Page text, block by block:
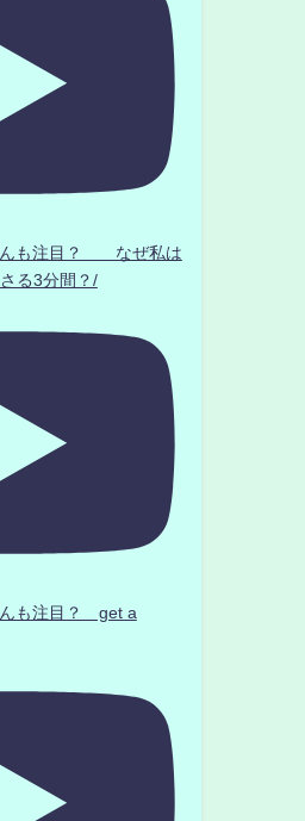
んも注目？ なぜ私は
る3分間？/
も注目？ get a